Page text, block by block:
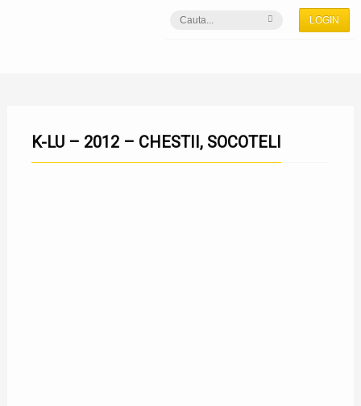
LOGIN
K-LU – 2012 – CHESTII, SOCOTELI